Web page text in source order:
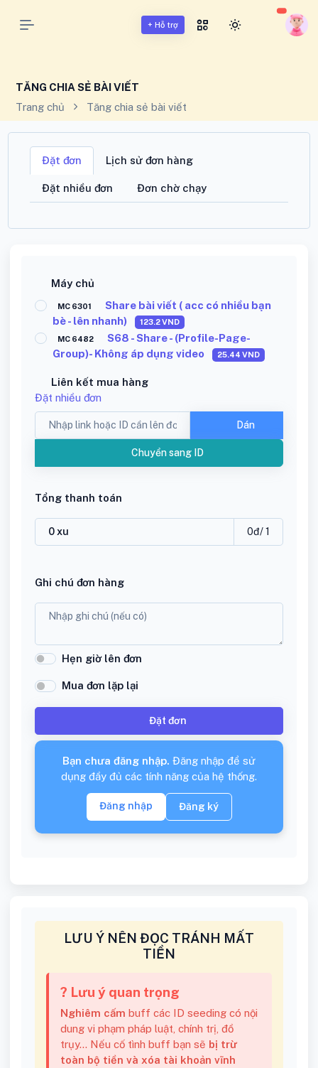
+ Hỗ trợ
TĂNG CHIA SẺ BÀI VIẾT
Trang chủ
Tăng chia sẻ bài viết
Đặt đơn Lịch sử đơn hàng
Đặt nhiều đơn Đơn chờ chạy
Máy chủ
MC 6301
Share bài viết ( acc có nhiều bạn
bè - lên nhanh)
123.2VND
MC 6482
S68 - Share - (Profile-Page-
Group)- Không áp dụng video
25.44 VND
Liên kết mua hàng
Đặt nhiều đơn
Dán
Chuyển sang ID
Tổng thanh toán
0đ/ 1
Ghi chú đơn hàng
Hẹn giờ lên đơn
Mua đơn lặp lại
Đặt đơn
Bạn chưa đăng nhập. Đăng nhập để sử
dụng đầy đủ các tính năng của hệ thống.
Đăng nhập Đăng ký
LƯU Ý NÊN ĐỌC TRÁNH MẤT
TIỀN
? Lưu ý quan trọng
Nghiêm cấm buff các ID seeding có nội
dung vi phạm pháp luật, chính trị, đồ
trụy... Nếu cố tình buff bạn sẽ bị trừ
toàn bộ tiền và xóa tài khoản vĩnh